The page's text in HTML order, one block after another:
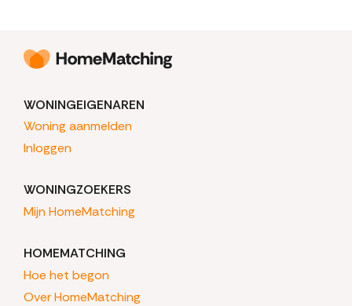
WONINGEIGENAREN
Woning aanmelden
Inloggen
WONINGZOEKERS
Mijn HomeMatching
HOMEMATCHING
Hoe het begon
Over HomeMatching